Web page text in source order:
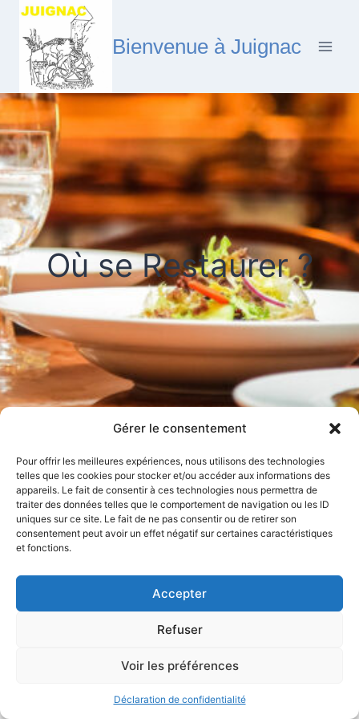
Gérer le consentement
Pour offrir les meilleures expériences, nous utilisons des technologies
telles que les cookies pour stocker et/ou accéder aux informations des
appareils. Le fait de consentir à ces technologies nous permettra de
traiter des données telles que le comportement de navigation ou les ID
uniques sur ce site. Le fait de ne pas consentir ou de retirer son
consentement peut avoir un effet négatif sur certaines caractéristiques
et fonctions.
Accepter
Refuser
Voir les préférences
Déclaration de confidentialité
Aller
contenu
Bienvenue à Juignac
Où se Restaurer ?
Mentions légales et politique de confidentialité